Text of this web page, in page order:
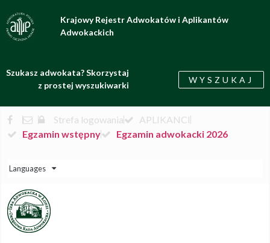
Krajowy Rejestr Adwokatów i Aplikantów
Adwokackich
Szukasz adwokata? Skorzystaj
z prostej wyszukiwarki
WYSZUKAJ
Strefa logowania
APLIKANCI
Egzamin wstępny
Egzamin adwokacki 2026
Languages